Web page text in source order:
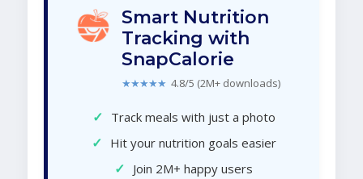
Smart Nutrition
Tracking with
SnapCalorie
★★★★★ 4.8/5 (2M+ downloads)
✓ Track meals with just a photo
✓ Hit your nutrition goals easier
✓ Join 2M+ happy users